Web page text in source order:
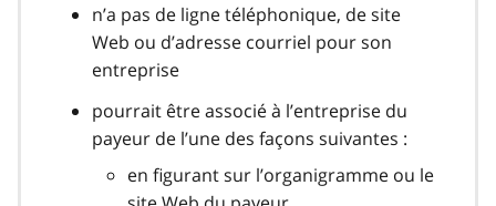
n’a pas de ligne téléphonique, de site
Web ou d’adresse courriel pour son
entreprise
pourrait être associé à l’entreprise du
payeur de l’une des façons suivantes :
en figurant sur l’organigramme ou le